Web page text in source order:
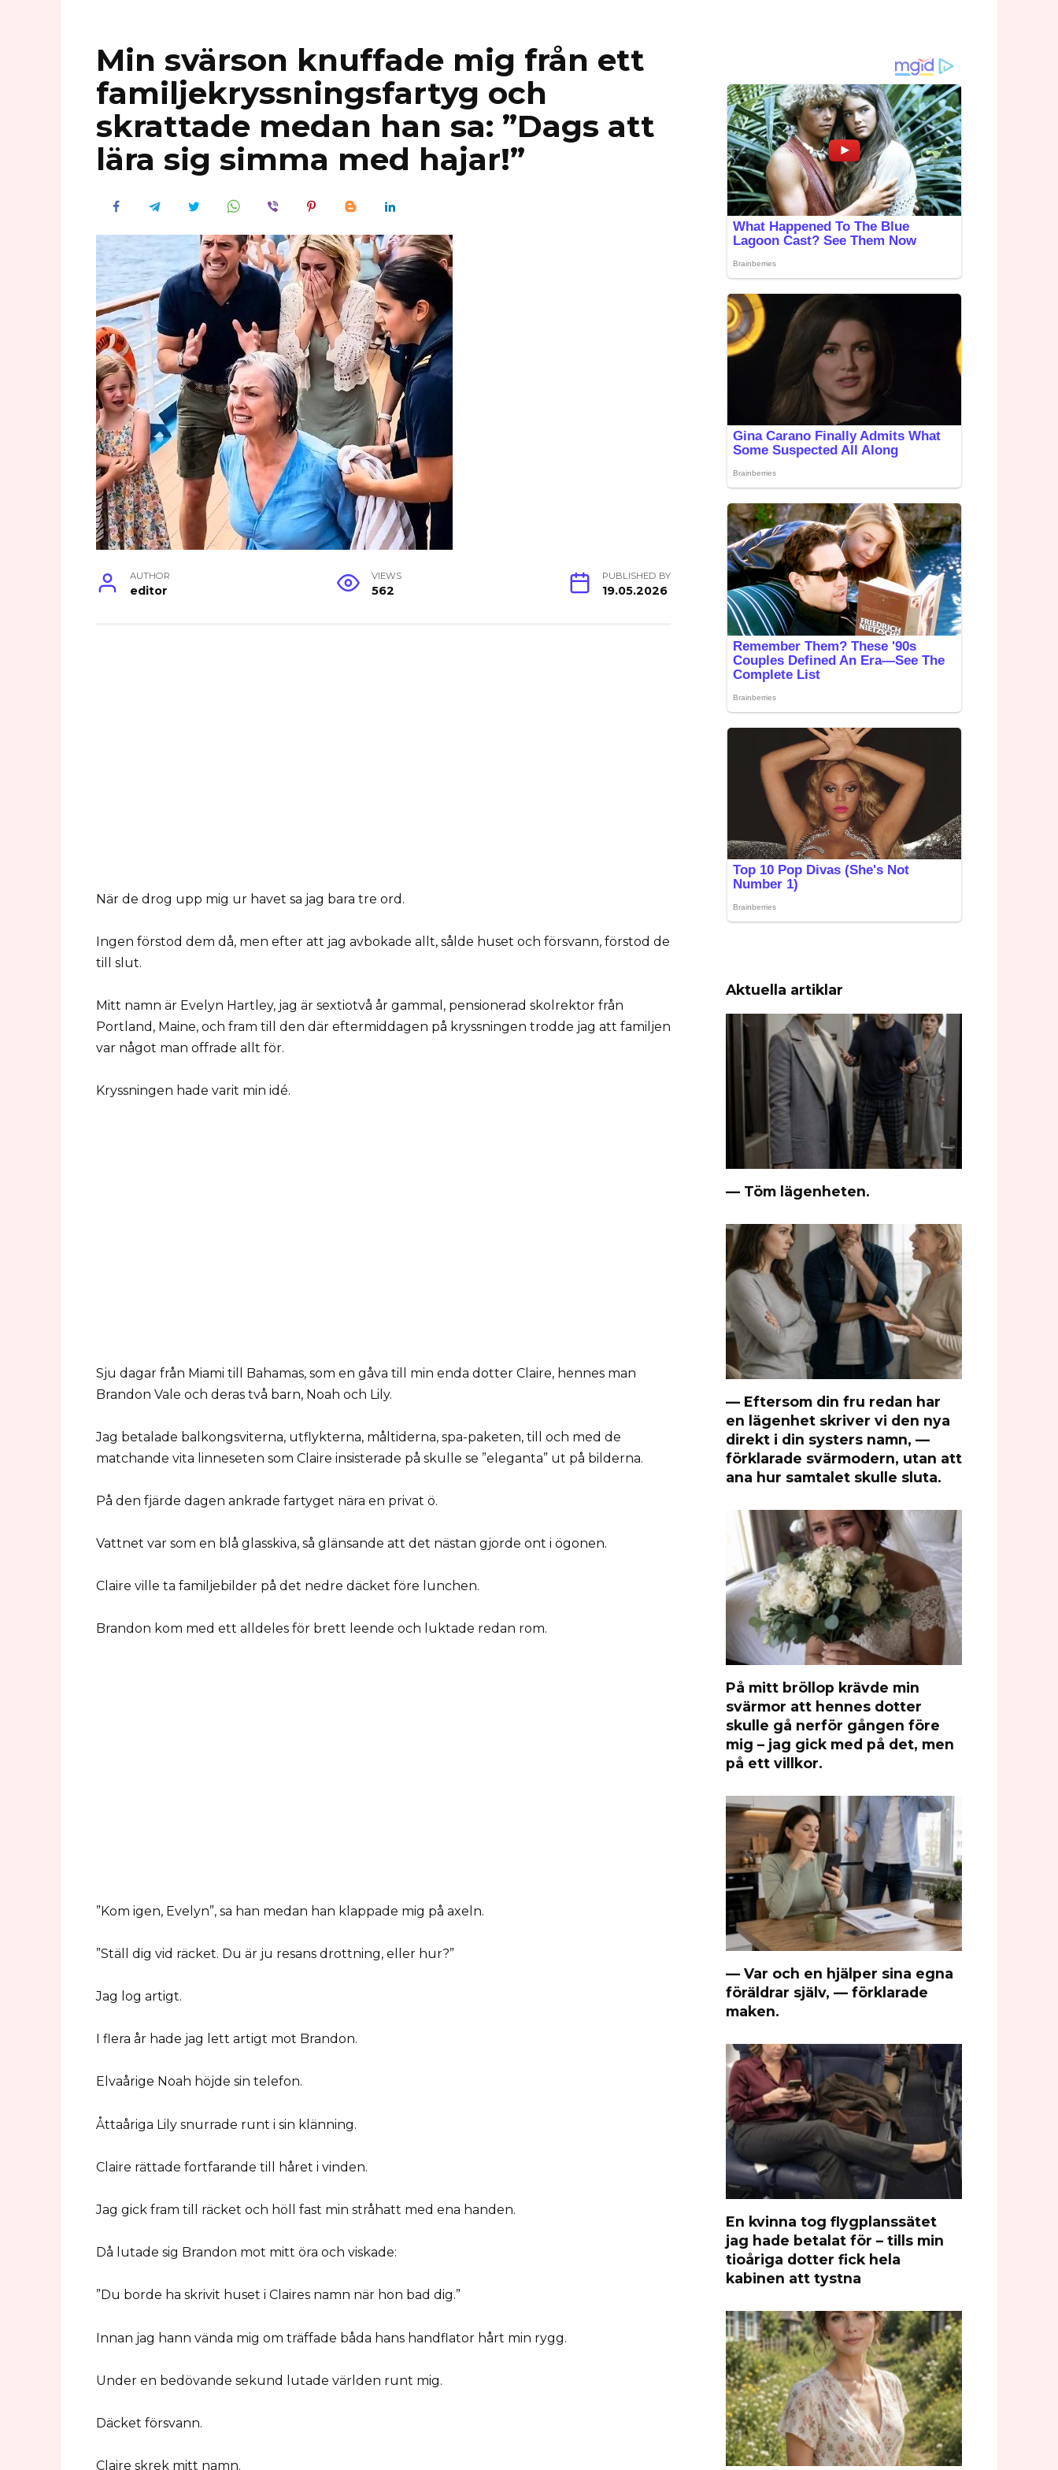
Min svärson knuffade mig från ett
familjekryssningsfartyg och
skrattade medan han sa: ”Dags att
lära sig simma med hajar!”
AUTHOR
editor
VIEWS
562
PUBLISHED BY
19.05.2026
När de drog upp mig ur havet sa jag bara tre ord.
Ingen förstod dem då, men efter att jag avbokade allt, sålde huset och försvann, förstod de
till slut.
Mitt namn är Evelyn Hartley, jag är sextiotvå år gammal, pensionerad skolrektor från
Portland, Maine, och fram till den där eftermiddagen på kryssningen trodde jag att familjen
var något man offrade allt för.
Kryssningen hade varit min idé.
Sju dagar från Miami till Bahamas, som en gåva till min enda dotter Claire, hennes man
Brandon Vale och deras två barn, Noah och Lily.
Jag betalade balkongsviterna, utflykterna, måltiderna, spa-paketen, till och med de
matchande vita linneseten som Claire insisterade på skulle se ”eleganta” ut på bilderna.
På den fjärde dagen ankrade fartyget nära en privat ö.
Vattnet var som en blå glasskiva, så glänsande att det nästan gjorde ont i ögonen.
Claire ville ta familjebilder på det nedre däcket före lunchen.
Brandon kom med ett alldeles för brett leende och luktade redan rom.
”Kom igen, Evelyn”, sa han medan han klappade mig på axeln.
”Ställ dig vid räcket. Du är ju resans drottning, eller hur?”
Jag log artigt.
I flera år hade jag lett artigt mot Brandon.
Elvaårige Noah höjde sin telefon.
Åttaåriga Lily snurrade runt i sin klänning.
Claire rättade fortfarande till håret i vinden.
Jag gick fram till räcket och höll fast min stråhatt med ena handen.
Då lutade sig Brandon mot mitt öra och viskade:
”Du borde ha skrivit huset i Claires namn när hon bad dig.”
Innan jag hann vända mig om träffade båda hans handflator hårt min rygg.
Under en bedövande sekund lutade världen runt mig.
Däcket försvann.
Claire skrek mitt namn.
Aktuella artiklar
— Töm lägenheten.
— Eftersom din fru redan har
en lägenhet skriver vi den nya
direkt i din systers namn, —
förklarade svärmodern, utan att
ana hur samtalet skulle sluta.
På mitt bröllop krävde min
svärmor att hennes dotter
skulle gå nerför gången före
mig – jag gick med på det, men
på ett villkor.
— Var och en hjälper sina egna
föräldrar själv, — förklarade
maken.
En kvinna tog flygplanssätet
jag hade betalat för – tills min
tioåriga dotter fick hela
kabinen att tystna